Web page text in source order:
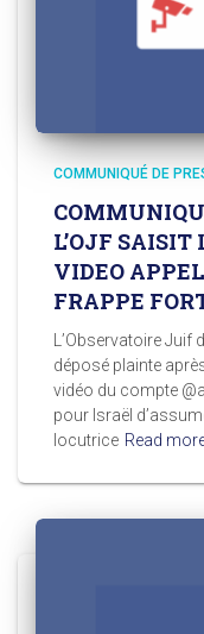
COMMUNIQUÉ DE
L’OJF
VIDEO
FRAPPE
L’Observatoire
déposé plainte
vidéo du compte
pour Israël
locutrice Read